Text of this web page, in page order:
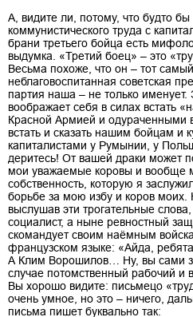
А, видите ли, потому, что будто бы
коммунистического труда с
брани третьего бойца есть
выдумка. «Третий боец» – это
Весьма похоже, что он – тот
неблаговоспитанная советская
партия наша – не только именует.
воображает себя в силах встать
Красной Армией и одураченными
встать и сказать нашим бойцам и
капиталистами у Румынии, у
деритесь! От вашей драки может
мои уважаемые коровы и вообще
собственность, которую я
борьбе за мою избу и коров моих.
выслушав эти трогательные
социалист, а ныне ревностный
скомандует своим наёмным
французском языке: «Айда,
А Клим Ворошилов… Ну, вы сами
случае потомственный рабочий и
Вы хорошо видите: письмецо
очень умное, но это – ничего,
письма пишет буквально так: